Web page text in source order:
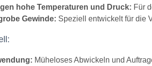
hohe Temperaturen und Druck: Für
Gewinde: Speziell entwickelt für die
Müheloses Abwickeln und